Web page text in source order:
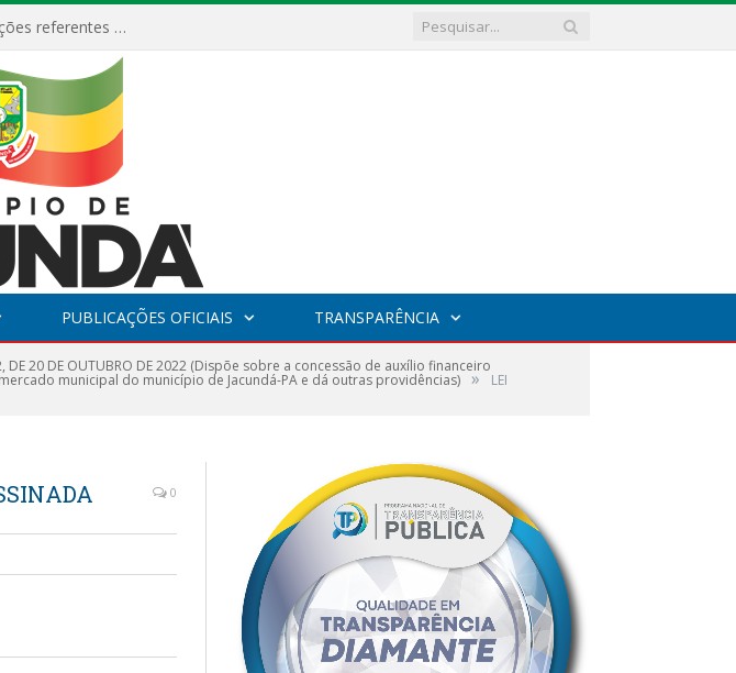
Relatórios Detalhados contendo todas as informações referentes a execução de recursos destinados ao fomento de projetos culturais no Município de Jacundá entre os anos de 2022 ao presente ano de 2026.
PUBLICAÇÕES OFICIAIS TRANSPARÊNCIA
DE 20 DE OUTUBRO DE 2022 (Dispõe sobre a concessão de auxílio financeiro
municipal do município de Jacundá-PA e dá outras providências) » LEI
0